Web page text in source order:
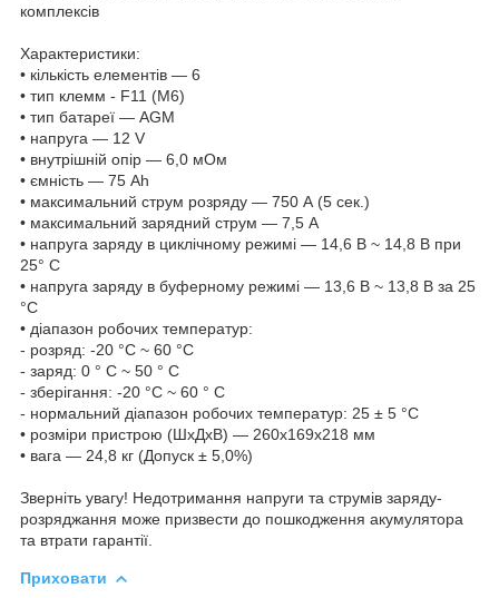
комплексів
Характеристики:
• кількість елементів — 6
• тип клемм - F11 (М6)
• тип батареї — AGM
• напруга — 12 V
• внутрішній опір — 6,0 мОм
• ємність — 75 Ah
• максимальний струм розряду — 750 А (5 сек.)
• максимальний зарядний струм — 7,5 A
• напруга заряду в циклічному режимі — 14,6 В ~ 14,8 В при
25° С
• напруга заряду в буферному режимі — 13,6 В ~ 13,8 В за 25
°C
• діапазон робочих температур:
- розряд: -20 °C ~ 60 °C
- заряд: 0 ° C ~ 50 ° C
- зберігання: -20 °C ~ 60 ° C
- нормальний діапазон робочих температур: 25 ± 5 °C
• розміри пристрою (ШхДхВ) — 260х169x218 мм
• вага — 24,8 кг (Допуск ± 5,0%)
Зверніть увагу! Недотримання напруги та струмів заряду-
розряджання може призвести до пошкодження акумулятора
та втрати гарантії.
Приховати